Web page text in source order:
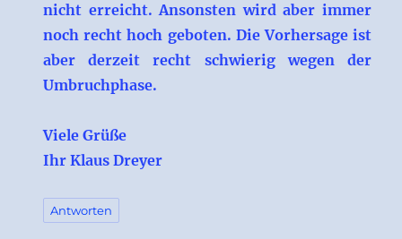
nicht erreicht. Ansonsten wird aber immer
noch recht hoch geboten. Die Vorhersage ist
aber derzeit recht schwierig wegen der
Umbruchphase.
Viele Grüße
Ihr Klaus Dreyer
Antworten